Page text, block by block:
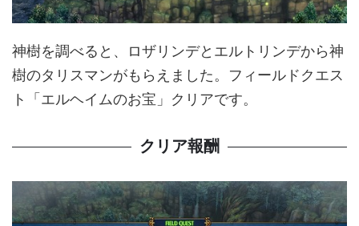
神樹を調べると、ロザリンデとエルトリンデから神
樹のタリスマンがもらえました。フィールドクエス
ト「エルヘイムのお宝」クリアです。
クリア報酬